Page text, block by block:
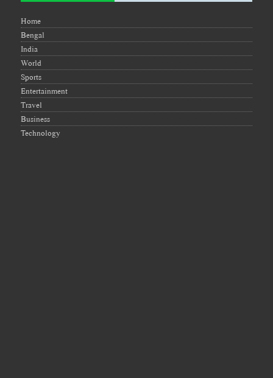
Home
Bengal
India
World
Sports
Entertainment
Travel
Business
Technology